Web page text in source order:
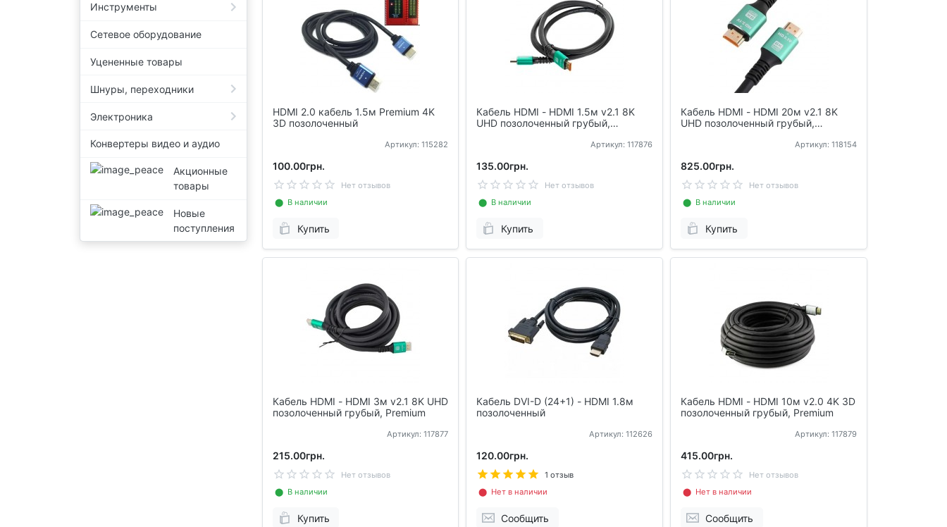
Инструменты
Сетевое оборудование
Уцененные товары
Шнуры, переходники
Электроника
Конвертеры видео и аудио
Акционные
товары
Новые
поступления
HDMI 2.0 кабель 1.5м Premium 4K
3D позолоченный
Артикул: 115282
100.00грн.
Нет отзывов
⬤ В наличии
Купить
Кабель HDMI - HDMI 1.5м v2.1 8K
UHD позолоченный грубый,
Артикул: 117876
135.00грн.
Нет отзывов
⬤ В наличии
Купить
Кабель HDMI - HDMI 20м v2.1 8K
UHD позолоченный грубый,
Артикул: 118154
825.00грн.
Нет отзывов
⬤ В наличии
Купить
Кабель HDMI - HDMI 3м v2.1 8K UHD
позолоченный грубый, Premium
Артикул: 117877
215.00грн.
Нет отзывов
⬤ В наличии
Купить
Кабель DVI-D (24+1) - HDMI 1.8м
позолоченный
Артикул: 112626
120.00грн.
1 отзыв
⬤ Нет в наличии
Сообщить
Кабель HDMI - HDMI 10м v2.0 4K 3D
позолоченный грубый, Premium
Артикул: 117879
415.00грн.
Нет отзывов
⬤ Нет в наличии
Сообщить